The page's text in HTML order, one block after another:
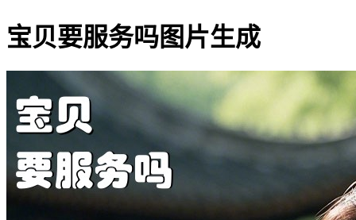
宝贝要服务吗图片生成